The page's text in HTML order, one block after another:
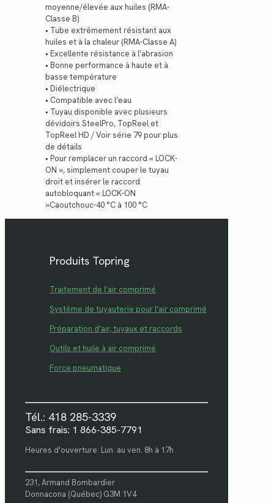
moyenne/élevée aux huiles (RMA-
Classe B)
• Tube extrêmement résistant aux
huiles et à la chaleur (RMA-Classe A)
• Excellente résistance à l’abrasion
• Bonne performance à haute et à
basse température
• Diélectrique
• Compatible avec l’eau
• Tuyau disponible avec plusieurs
dévidoirs SteelPro, TopReel et
TopReel HD / Voir série 79 pour plus
de détails
• Pour remplacer un raccord « LOCK-
ON », simplement couper le tuyau
droit et insérer le raccord
autobloquant « LOCK-ON
»Caoutchouc-40 °C à 100 °C
Produits Topring
Traitement de l'air comprimé
Système de tuyauterie pour l'air comprimé
Préparation d'air, tuyaux et raccords
Outils et huile à air comprimé
Force pneumatique
Tél.: 418 285-3339
Sans frais: 1 866-385-7791
Heures d'ouverture: Lun. au ven. 8h à 17h
231, Armand Bombardier
Donnacona (Québec) G3M 1V4